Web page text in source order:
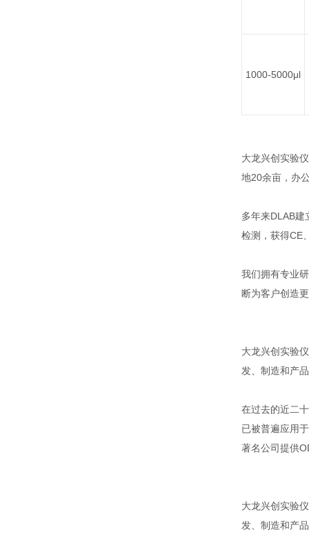
1000-5000μl
大龙兴创实验
地20余亩，办
多年来DLAB
检测，获得CE
我们拥有专业
断为客户创造
大龙兴创实验
发、制造和产
在过去的近二
已被普遍应用
著名公司提供
大龙兴创实验
发、制造和产